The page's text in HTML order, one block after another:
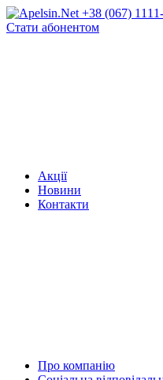
+38 (067)
Стати абонентом
Акції
Новини
Контакти
Про компанію